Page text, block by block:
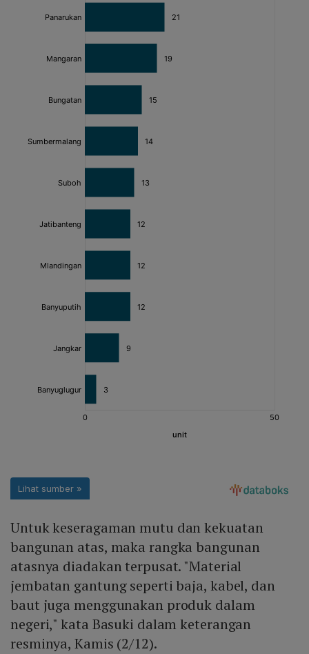
Untuk keseragaman mutu dan kekuatan
bangunan atas, maka rangka bangunan
atasnya diadakan terpusat. "Material
jembatan gantung seperti baja, kabel, dan
baut juga menggunakan produk dalam
negeri," kata Basuki dalam keterangan
resminya, Kamis (2/12).